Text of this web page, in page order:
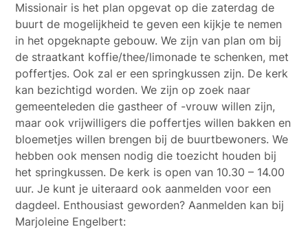
Missionair is het plan opgevat op die zaterdag de
buurt de mogelijkheid te geven een kijkje te nemen
in het opgeknapte gebouw. We zijn van plan om bij
de straatkant koffie/thee/limonade te schenken, met
poffertjes. Ook zal er een springkussen zijn. De kerk
kan bezichtigd worden. We zijn op zoek naar
gemeenteleden die gastheer of -vrouw willen zijn,
maar ook vrijwilligers die poffertjes willen bakken en
bloemetjes willen brengen bij de buurtbewoners. We
hebben ook mensen nodig die toezicht houden bij
het springkussen. De kerk is open van 10.30 – 14.00
uur. Je kunt je uiteraard ook aanmelden voor een
dagdeel. Enthousiast geworden? Aanmelden kan bij
Marjoleine Engelbert: